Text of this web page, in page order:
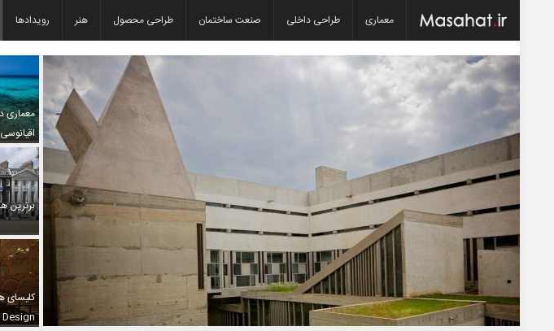
معماری طراحی داخلی صنعت ساختمان طراحی محصول هنر رویدادها
معماری
برترین